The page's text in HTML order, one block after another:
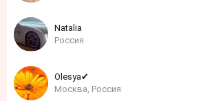
Natalia
Россия
Olеsyа✔
Москва, Россия